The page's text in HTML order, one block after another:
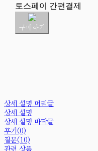
토스페이 간편결제
구매하기
상세 설명 머리글
상세 설명
상세 설명 바닥글
후기(0)
질문(10)
관련 상품